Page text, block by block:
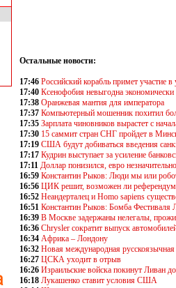
Остальные новости:
17:46 Российский корабль примет участие
17:40 Ксенофобия невыгодна экономически
17:38 Оранжевая мантия для императора
17:37 Компьютерный мошенник похитил
17:35 Зарплата чиновников вырастет с
17:30 15 саммит стран СНГ пройдет в
17:19 США будут добиваться введения
17:17 Кудрин выступает за усиление
17:11 Доллар понизился, евро
16:59 Константин Рыков: Люди мы или
16:56 ЦИК решит, возможен ли референдум
16:52 Неандерталец и Homo sapiens
16:51 Константин Рыков: Бомба Фестиваля
16:39 В Москве задержаны нелегалы,
16:36 Chrysler сократит выпуск
16:34 Африка – Лондону
16:32 Новая международная русскоязычная
16:27 ЦСКА уходит в отрыв
16:26 Израильские войска покинут Ливан
16:18 Лукашенко ставит условия США